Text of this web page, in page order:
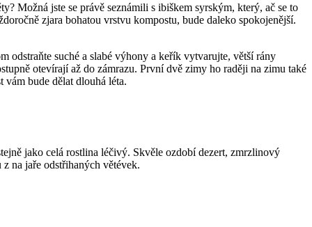
Možná jste se právě seznámili s ibiškem syrským, který, ač se to
zjara bohatou vrstvu kompostu, bude daleko spokojenější.
odstraňte suché a slabé výhony a keřík vytvarujte, větší rány
otevírají až do zámrazu. První dvě zimy ho raději na zimu také
bude dělat dlouhá léta.
jako celá rostlina léčivý. Skvěle ozdobí dezert, zmrzlinový
na jaře odstřihaných větévek.